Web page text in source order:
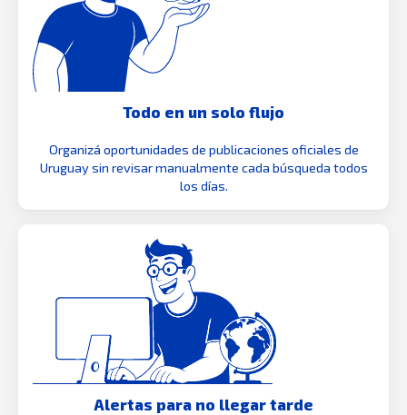
Todo en un solo flujo
Organizá oportunidades de publicaciones oficiales de
Uruguay sin revisar manualmente cada búsqueda todos
los días.
Alertas para no llegar tarde